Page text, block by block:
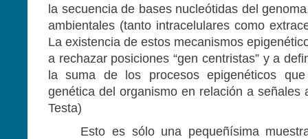
la secuencia de bases nucleótidas del
ambientales (tanto intracelulares como
La existencia de estos mecanismos
a rechazar posiciones “gen centristas” y a
la suma de los procesos epigenéticos
genética del organismo en relación a señales
Testa)
Esto es sólo una pequeñísima